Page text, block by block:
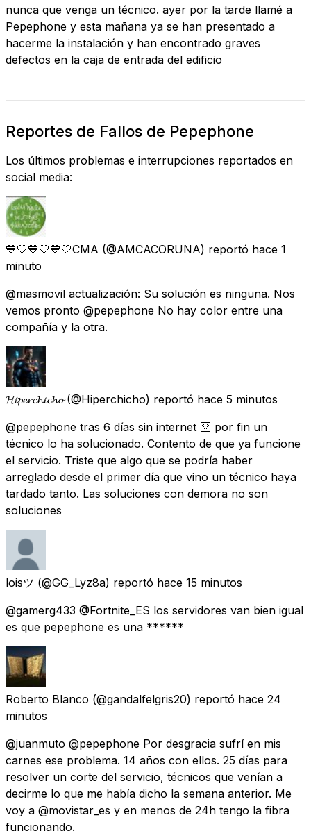
nunca que venga un técnico. ayer por la tarde llamé a
Pepephone y esta mañana ya se han presentado a
hacerme la instalación y han encontrado graves
defectos en la caja de entrada del edificio
Reportes de Fallos de Pepephone
Los últimos problemas e interrupciones reportados en
social media:
💙🤍💙🤍💙🤍CMA (@AMCACORUNA) reportó hace 1
minuto
@masmovil actualización: Su solución es ninguna. Nos
vemos pronto @pepephone No hay color entre una
compañía y la otra.
𝓗𝓲𝓹𝓮𝓻𝓬𝓱𝓲𝓬𝓱𝓸 (@Hiperchicho) reportó hace 5 minutos
@pepephone tras 6 días sin internet 🛜 por fin un
técnico lo ha solucionado. Contento de que ya funcione
el servicio. Triste que algo que se podría haber
arreglado desde el primer día que vino un técnico haya
tardado tanto. Las soluciones con demora no son
soluciones
loisツ (@GG_Lyz8a) reportó hace 15 minutos
@gamerg433 @Fortnite_ES los servidores van bien igual
es que pepephone es una ******
Roberto Blanco (@gandalfelgris20) reportó hace 24
minutos
@juanmuto @pepephone Por desgracia sufrí en mis
carnes ese problema. 14 años con ellos. 25 días para
resolver un corte del servicio, técnicos que venían a
decirme lo que me había dicho la semana anterior. Me
voy a @movistar_es y en menos de 24h tengo la fibra
funcionando.